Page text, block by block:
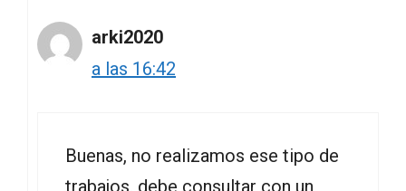
arki2020
a las 16:42
Buenas, no realizamos ese tipo de